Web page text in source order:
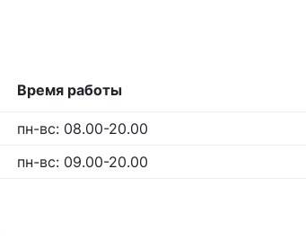
Время работы
пн-вс: 08.00-20.00
пн-вс: 09.00-20.00